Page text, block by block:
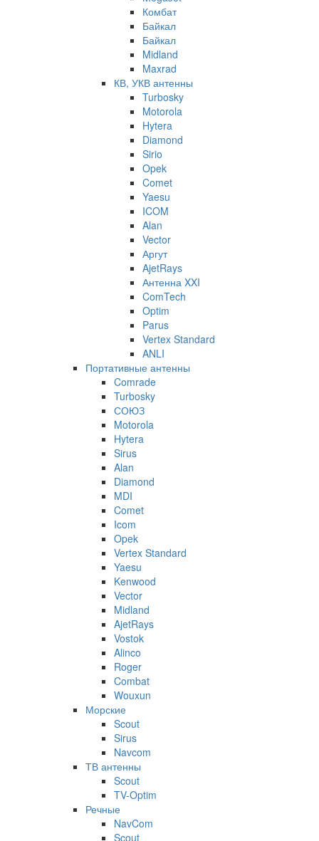
Комбат
Байкал
Байкал
Midland
Maxrad
КВ, УКВ антенны
Turbosky
Motorola
Hytera
Diamond
Sirio
Opek
Comet
Yaesu
ICOM
Alan
Vector
Аргут
AjetRays
Антенна XXI
ComTech
Optim
Parus
Vertex Standard
ANLI
Портативные антенны
Comrade
Turbosky
СОЮЗ
Motorola
Hytera
Sirus
Alan
Diamond
MDI
Comet
Icom
Opek
Vertex Standard
Yaesu
Kenwood
Vector
Midland
AjetRays
Vostok
Alinco
Roger
Combat
Wouxun
Морские
Scout
Sirus
Navcom
ТВ антенны
Scout
TV-Optim
Речные
NavCom
Scout